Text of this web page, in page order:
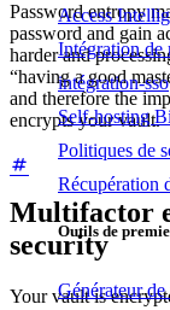
Access
Intégration de
intégration-sso
Self-hosting
Politiques de
Récupération
Outils de
Générateur de
Password entropy
password and gain
harder and
“having a good
and therefore the
encrypts your vault.
Multifactor
security
Your vault is